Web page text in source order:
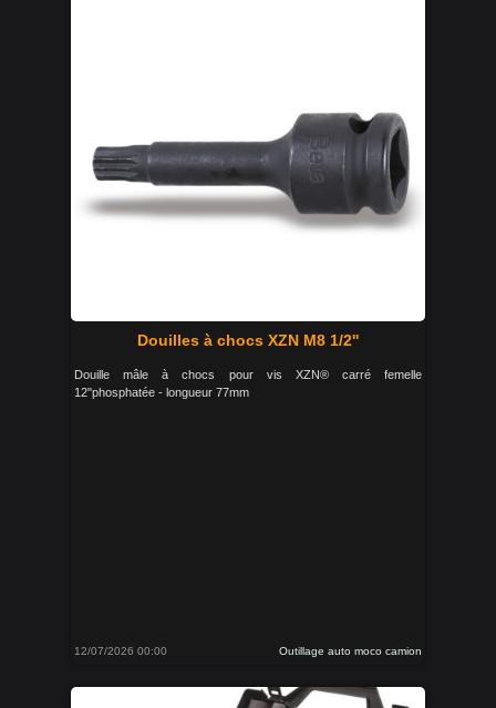
Douilles à chocs XZN M8 1/2''
Douille mâle à chocs pour vis XZN® carré femelle
12"phosphatée - longueur 77mm
12/07/2026 00:00 Outillage auto moco camion